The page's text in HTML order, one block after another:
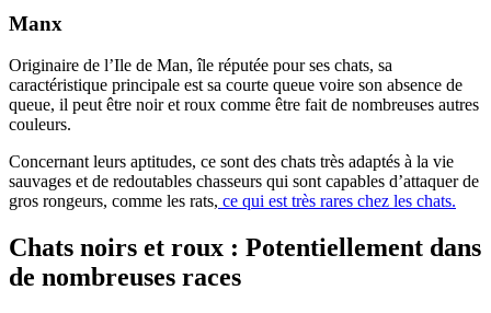
Manx
Originaire de l’Ile de Man, île réputée pour ses chats, sa
caractéristique principale est sa courte queue voire son absence de
queue, il peut être noir et roux comme être fait de nombreuses autres
couleurs.
Concernant leurs aptitudes, ce sont des chats très adaptés à la vie
sauvages et de redoutables chasseurs qui sont capables d’attaquer de
gros rongeurs, comme les rats, ce qui est très rares chez les chats.
Chats noirs et roux : Potentiellement dans
de nombreuses races